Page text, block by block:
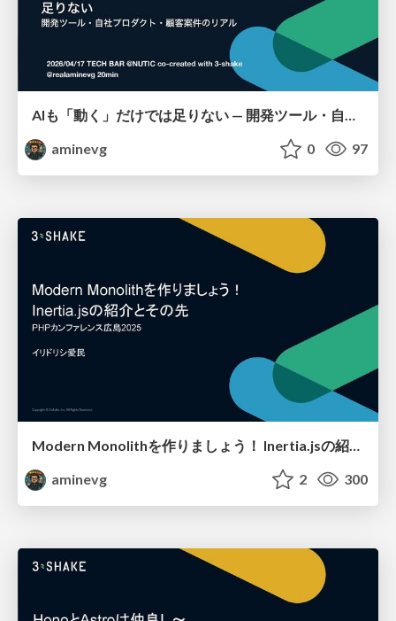
AIも「動く」だけでは足りない — 開発ツール・自社プロダクト・顧客案件のリアル
aminevg
0 97
aminevg
2 300